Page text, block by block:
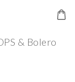
& Bolero